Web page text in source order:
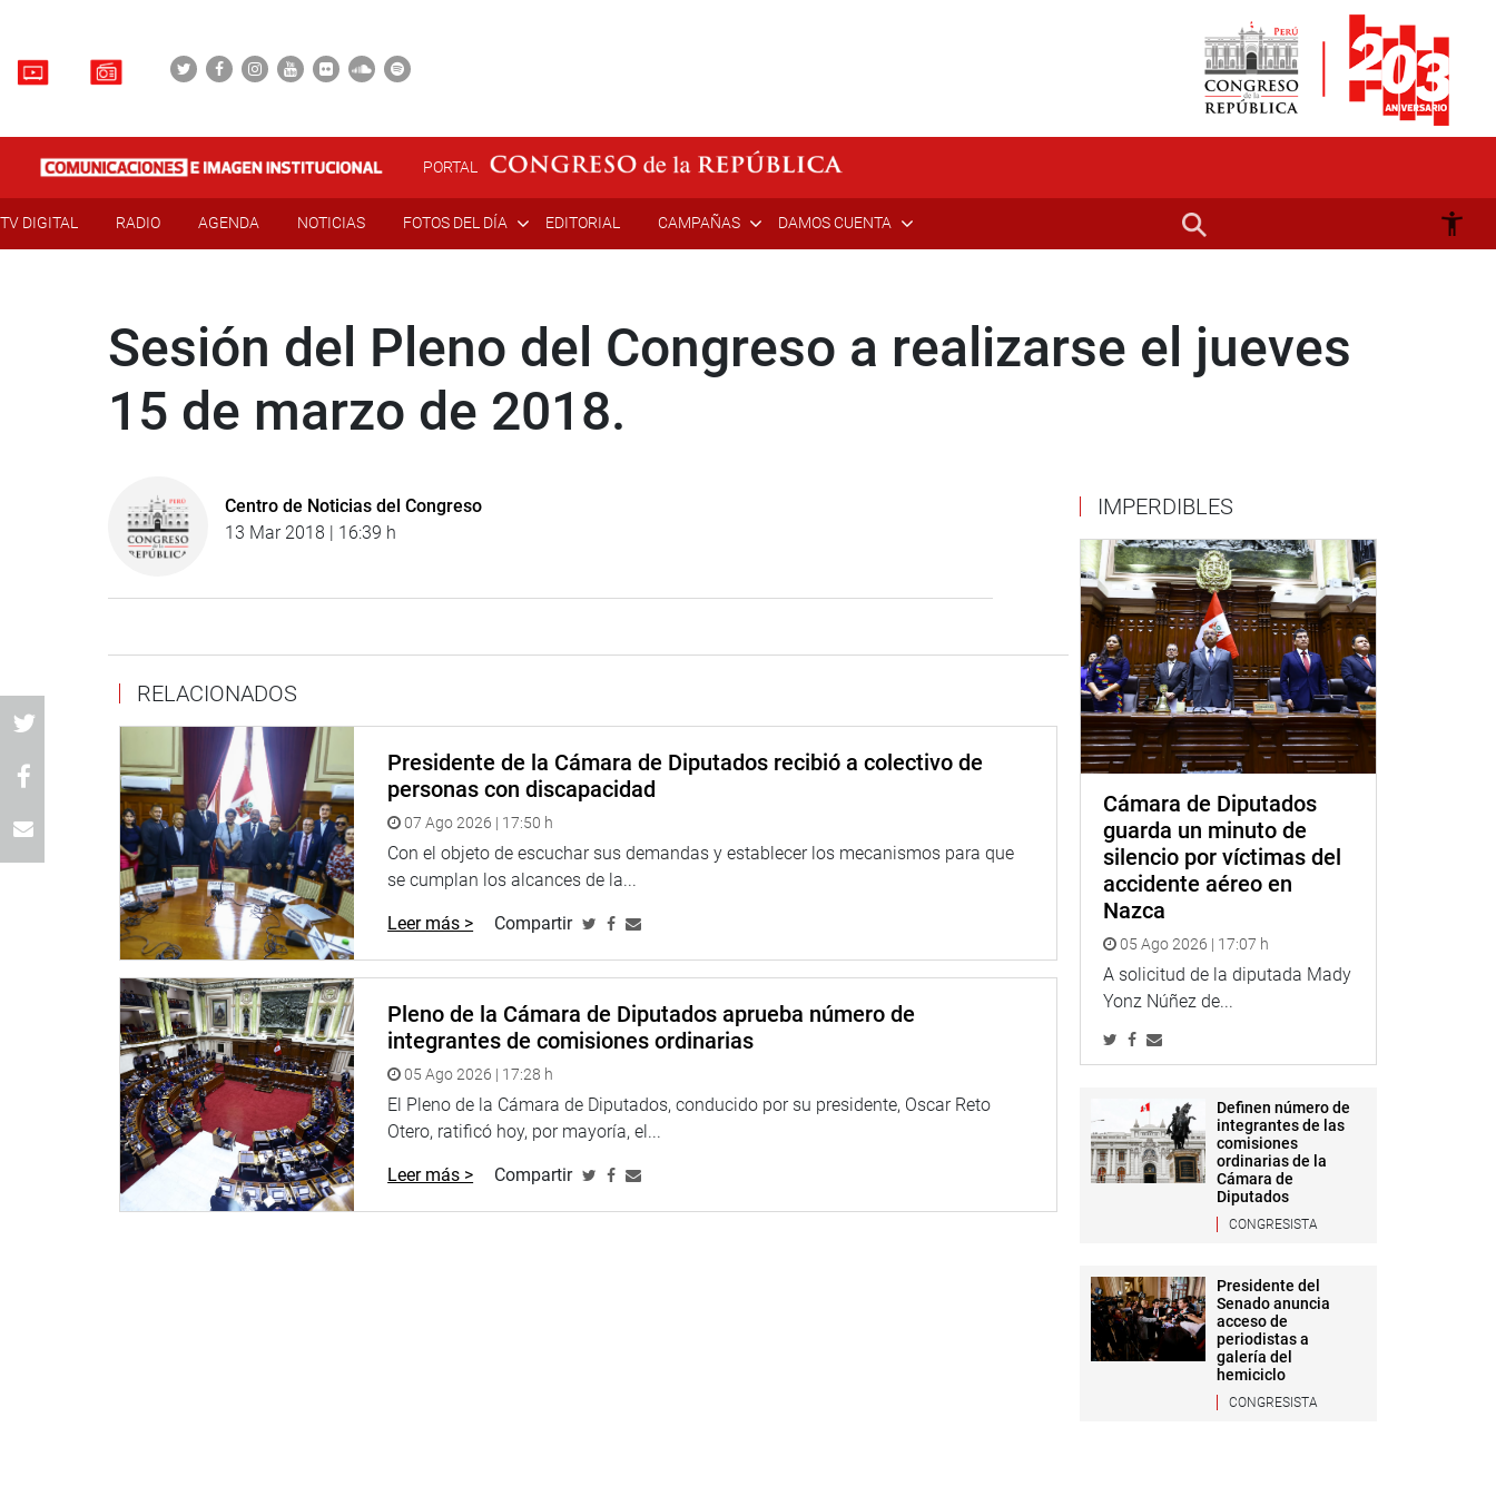
PORTAL
TV DIGITAL RADIO AGENDA NOTICIAS FOTOS DEL DÍA EDITORIAL CAMPAÑAS DAMOS CUENTA
Sesión del Pleno del Congreso a realizarse el jueves
15 de marzo de 2018.
Centro de Noticias del Congreso
13 Mar 2018 | 16:39 h
RELACIONADOS
Presidente de la Cámara de Diputados recibió a colectivo de
personas con discapacidad
07 Ago 2026 | 17:50 h
Con el objeto de escuchar sus demandas y establecer los mecanismos para que
se cumplan los alcances de la...
Leer más > Compartir
Pleno de la Cámara de Diputados aprueba número de
integrantes de comisiones ordinarias
05 Ago 2026 | 17:28 h
El Pleno de la Cámara de Diputados, conducido por su presidente, Oscar Reto
Otero, ratificó hoy, por mayoría, el...
Leer más > Compartir
IMPERDIBLES
Cámara de Diputados
guarda un minuto de
silencio por víctimas del
accidente aéreo en
Nazca
05 Ago 2026 | 17:07 h
A solicitud de la diputada Mady
Yonz Núñez de...
Definen número de
integrantes de las
comisiones
ordinarias de la
Cámara de
Diputados
CONGRESISTA
Presidente del
Senado anuncia
acceso de
periodistas a
galería del
hemiciclo
CONGRESISTA